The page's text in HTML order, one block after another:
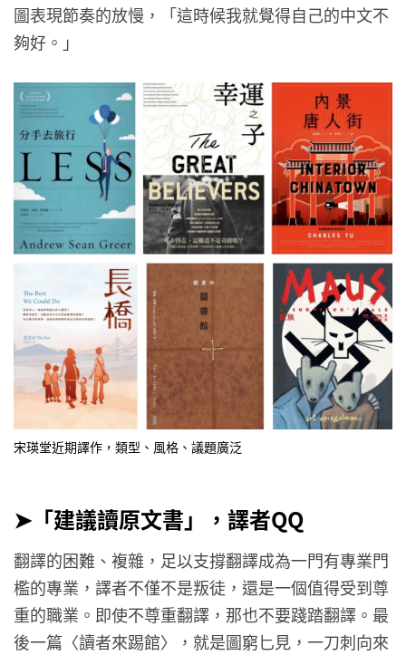
圖表現節奏的放慢，「這時候我就覺得自己的中文不
夠好。」
宋瑛堂近期譯作，類型、風格、議題廣泛
➤「建議讀原文書」，譯者QQ
翻譯的困難、複雜，足以支撐翻譯成為一門有專業門
檻的專業，譯者不僅不是叛徒，還是一個值得受到尊
重的職業。即使不尊重翻譯，那也不要踐踏翻譯。最
後一篇〈讀者來踢館〉，就是圖窮匕見，一刀刺向來